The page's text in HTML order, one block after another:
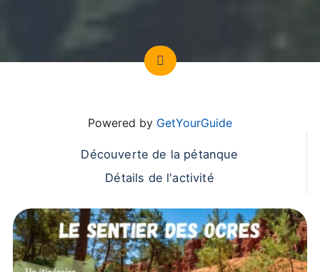
Powered by GetYourGuide
Découverte de la pétanque
Détails de l'activité